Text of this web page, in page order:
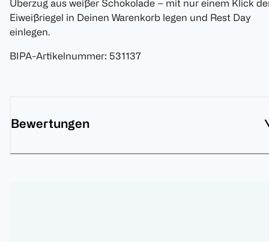
Überzug aus weißer Schokolade – mit nur einem Klick
Eiweißriegel in Deinen Warenkorb legen und Rest Day
einlegen.
BIPA-Artikelnummer: 531137
Bewertungen